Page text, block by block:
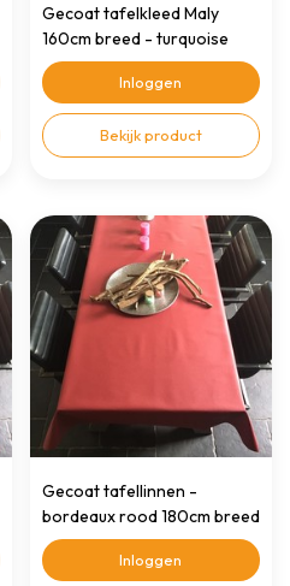
Gecoat tafelkleed Maly
160cm breed - turquoise
Inloggen
Bekijk product
Gecoat tafellinnen -
bordeaux rood 180cm breed
Inloggen